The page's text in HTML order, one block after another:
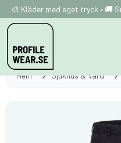
🎨 Kläder med eget tryck • 🚚
Hem Sjukhus & Vård